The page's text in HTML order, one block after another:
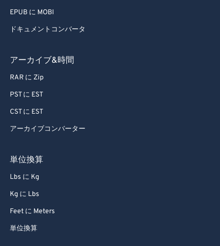
EPUB に MOBI
ドキュメントコンバータ
アーカイブ&時間
RAR に Zip
PST に EST
CST に EST
アーカイブコンバーター
単位換算
Lbs に Kg
Kg に Lbs
Feet に Meters
単位換算